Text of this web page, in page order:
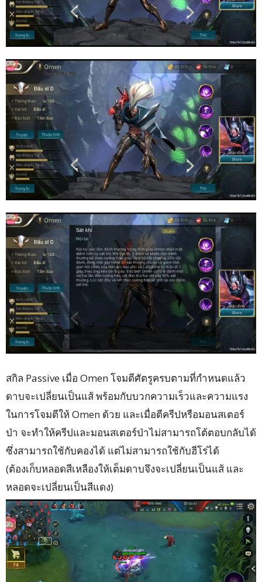
สกิล Passive เมื่อ Omen โจมตีศัตรูครบตามที่กำหนดแล้ว
ดาบจะเปลี่ยนเป็นแส้ พร้อมกับบวกความเร็วและความแรง
ในการโจมตีให้ Omen ด้วย และเมื่อตีครีปหรือมอนสเตอร์
ป่า จะทำให้ครีปและมอนสเตอร์ป่าไม่สามารถโต้ตอบกลับได้
ซึ่งสามารถใช้กับคองได้ แต่ไม่สามารถใช้กับฮีโร่ได้
(ต้องเก็บหลอดสีเหลืองให้เต็มดาบจึงจะเปลี่ยนเป็นแส้ และ
หลอดจะเปลี่ยนเป็นสีแดง)